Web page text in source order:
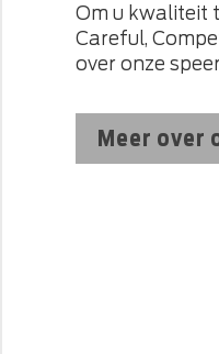
Om u kwaliteit
Careful,
over onze
Meer over